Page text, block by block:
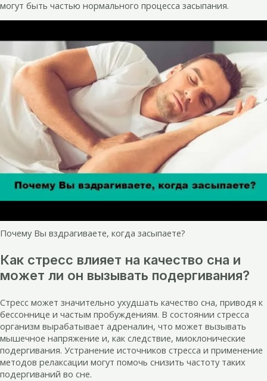
могут быть частью нормального процесса засыпания.
Почему Вы вздрагиваете, когда засыпаете?
Как стресс влияет на качество сна и
может ли он вызывать подергивания?
Стресс может значительно ухудшать качество сна, приводя к
бессоннице и частым пробуждениям. В состоянии стресса
организм вырабатывает адреналин, что может вызывать
мышечное напряжение и, как следствие, миоклонические
подергивания. Устранение источников стресса и применение
методов релаксации могут помочь снизить частоту таких
подергиваний во сне.